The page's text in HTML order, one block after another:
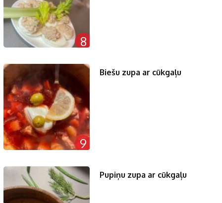
8
9
Biešu zupa ar cūkgaļu
Pupiņu zupa ar cūkgaļu